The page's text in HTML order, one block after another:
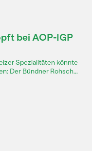
bei AOP-IGP
Spezialitäten könnte
Der Bündner Rohsch...